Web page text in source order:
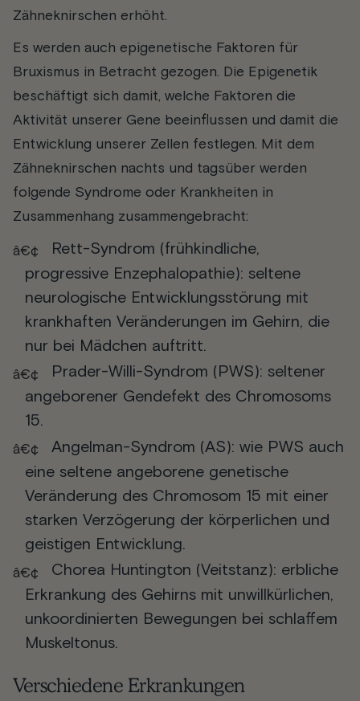
Zähneknirschen erhöht.
Es werden auch epigenetische Faktoren für
Bruxismus in Betracht gezogen. Die Epigenetik
beschäftigt sich damit, welche Faktoren die
Aktivität unserer Gene beeinflussen und damit die
Entwicklung unserer Zellen festlegen. Mit dem
Zähneknirschen nachts und tagsüber werden
folgende Syndrome oder Krankheiten in
Zusammenhang zusammengebracht:
Rett-Syndrom (frühkindliche,
progressive Enzephalopathie): seltene
neurologische Entwicklungsstörung mit
krankhaften Veränderungen im Gehirn, die
nur bei Mädchen auftritt.
Prader-Willi-Syndrom (PWS): seltener
angeborener Gendefekt des Chromosoms
15.
Angelman-Syndrom (AS): wie PWS auch
eine seltene angeborene genetische
Veränderung des Chromosom 15 mit einer
starken Verzögerung der körperlichen und
geistigen Entwicklung.
Chorea Huntington (Veitstanz): erbliche
Erkrankung des Gehirns mit unwillkürlichen,
unkoordinierten Bewegungen bei schlaffem
Muskeltonus.
Verschiedene Erkrankungen